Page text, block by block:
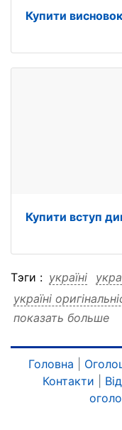
Купити
Купити вступ
Тэги : україні
україні
україні дипломної
україні дипломної
україні дипломної
роботи перевірку
показать больше
Головна
Контакти